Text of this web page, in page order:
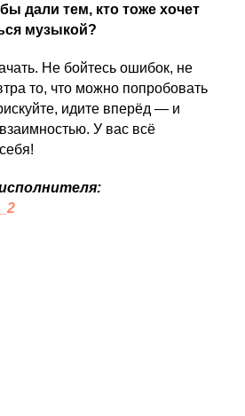
дали тем, кто тоже хочет
музыкой?
Не бойтесь ошибок, не
то, что можно попробовать
идите вперёд — и
У вас всё